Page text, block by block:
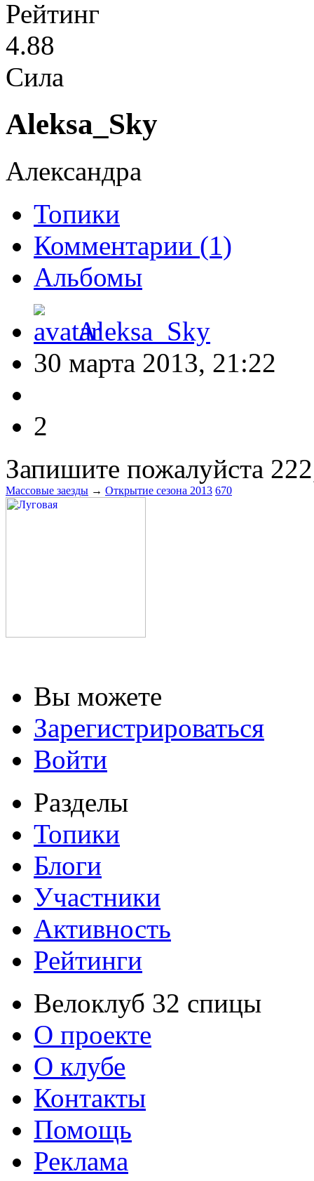
Рейтинг
4.88
Сила
Aleksa_Sky
Александра
Топики
Комментарии (1)
Альбомы
Aleksa_Sky
30 марта 2013, 21:22
2
Запишите пожалуйста
Массовые заезды → Открытие сезона 2013 670
Вы можете
Зарегистрироваться
Войти
Разделы
Топики
Блоги
Участники
Активность
Рейтинги
Велоклуб 32 спицы
О проекте
О клубе
Контакты
Помощь
Реклама